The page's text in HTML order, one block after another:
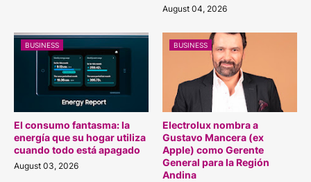
August 04, 2026
BUSINESS
El consumo fantasma: la
energía que su hogar utiliza
cuando todo está apagado
August 03, 2026
BUSINESS
Electrolux nombra a
Gustavo Mancera (ex
Apple) como Gerente
General para la Región
Andina